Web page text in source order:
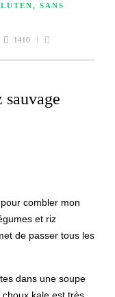
, SANS
1410
sauvage
combler mon
et riz
de passer tous les
dans une soupe